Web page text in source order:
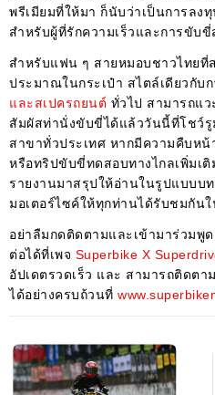
พรีเมียมที่ให้มา ก็นับว่าเป็นการลง
สำหรับผู้ที่รักความเร็วและการขับ
สำหรับแฟน ๆ สายหมอบชาวไทยที่
ประมาณในกระเป๋า สไตล์เดียวกับ
และสเปครถยนต์ ทั่วไป สามารถแว
สัมผัสท่านั่งขับขี่ได้แล้ววันนี้ที่โชว์รู
สาขาทั่วประเทศ หากมีความคืบห
หรือทริปขับขี่ทดสอบทางไกลเพิ่มเ
รายงานมาสรุปให้อ่านในรูปแบบบ
มอเตอร์ไซค์ให้ทุกท่านได้รับชมกัน
อย่าลืมกดติดตามและเข้ามาร่วมพู
ต่อได้ที่เพจ Superbike X
อัปเดตรวดเร็ว และ สามารถติดต
ได้อย่างครบถ้วนที่